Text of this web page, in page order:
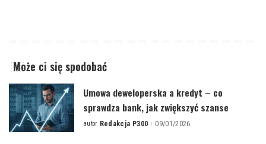
Może ci się spodobać
Umowa deweloperska a kredyt – co
sprawdza bank, jak zwiększyć szanse
Posted
autor Redakcja P300 09/01/2026